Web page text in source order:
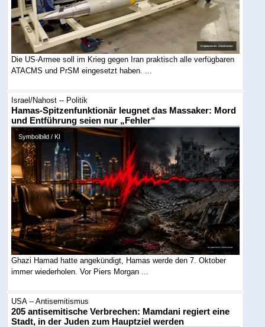
Die US-Armee soll im Krieg gegen Iran praktisch alle verfügbaren
ATACMS und PrSM eingesetzt haben. ...
Israel/Nahost -- Politik
Hamas-Spitzenfunktionär leugnet das Massaker: Mord
und Entführung seien nur „Fehler“
Symbolbild / KI
Ghazi Hamad hatte angekündigt, Hamas werde den 7. Oktober
immer wiederholen. Vor Piers Morgan ...
USA -- Antisemitismus
205 antisemitische Verbrechen: Mamdani regiert eine
Stadt, in der Juden zum Hauptziel werden